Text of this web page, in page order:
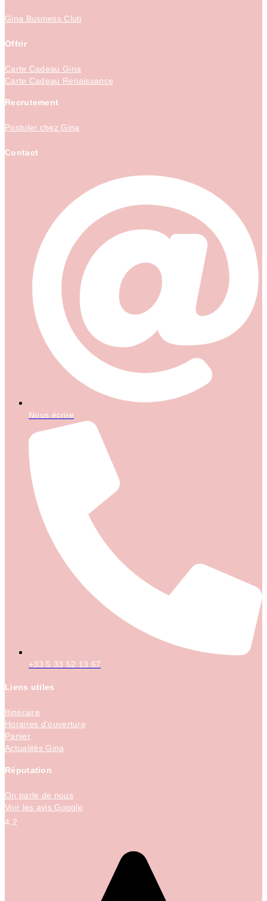
Gina Business Club
Offrir
Carte Cadeau Gina
Carte Cadeau Renaissance
Recrutement
Postuler chez Gina
Contact
Nous écrire
+33 5 33 52 13 67
Liens utiles
Itinéraire
Horaires d’ouverture
Panier
Actualités Gina
Réputation
On parle de nous
Voir les avis Google
4,2